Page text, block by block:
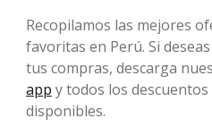
Recopilamos las mejores
favoritas en Perú. Si
tus compras, descarga
app y todos los
disponibles.